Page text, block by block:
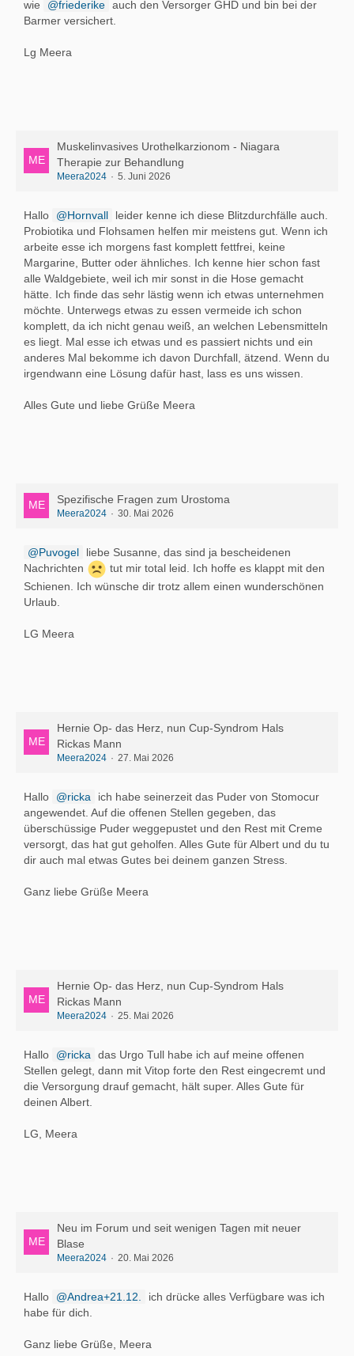
wie friederike auch den Versorger GHD und bin bei der
Barmer versichert.
Lg Meera
Muskelinvasives Urothelkarzionom - Niagara
Therapie zur Behandlung
Meera2024 5. Juni 2026
Hallo Hornvall
leider kenne ich diese Blitzdurchfälle auch.
Probiotika und Flohsamen helfen mir meistens gut. Wenn ich
arbeite esse ich morgens fast komplett fettfrei, keine
Margarine, Butter oder ähnliches. Ich kenne hier schon fast
alle Waldgebiete, weil ich mir sonst in die Hose gemacht
hätte. Ich finde das sehr lästig wenn ich etwas unternehmen
möchte. Unterwegs etwas zu essen vermeide ich schon
komplett, da ich nicht genau weiß, an welchen Lebensmitteln
es liegt. Mal esse ich etwas und es passiert nichts und ein
anderes Mal bekomme ich davon Durchfall, ätzend. Wenn du
irgendwann eine Lösung dafür hast, lass es uns wissen.
Alles Gute und liebe Grüße Meera
Spezifische Fragen zum Urostoma
Meera2024 30. Mai 2026
Puvogel
liebe Susanne, das sind ja bescheidenen
Nachrichten
tut mir total leid. Ich hoffe es klappt mit den
Schienen. Ich wünsche dir trotz allem einen wunderschönen
Urlaub.
LG Meera
Hernie Op- das Herz, nun Cup-Syndrom Hals
Rickas Mann
Meera2024 27. Mai 2026
Hallo ricka
ich habe seinerzeit das Puder von Stomocur
angewendet. Auf die offenen Stellen gegeben, das
überschüssige Puder weggepustet und den Rest mit Creme
versorgt, das hat gut geholfen. Alles Gute für Albert und du tu
dir auch mal etwas Gutes bei deinem ganzen Stress.
Ganz liebe Grüße Meera
Hernie Op- das Herz, nun Cup-Syndrom Hals
Rickas Mann
Meera2024 25. Mai 2026
Hallo ricka
das Urgo Tull habe ich auf meine offenen
Stellen gelegt, dann mit Vitop forte den Rest eingecremt und
die Versorgung drauf gemacht, hält super. Alles Gute für
deinen Albert.
LG, Meera
Neu im Forum und seit wenigen Tagen mit neuer
Blase
Meera2024 20. Mai 2026
Hallo Andrea+21.12.
ich drücke alles Verfügbare was ich
habe für dich.
Ganz liebe Grüße, Meera